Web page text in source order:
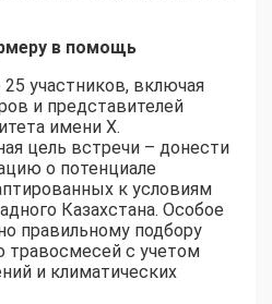
в помощь
участников, включая
и представителей
имени Х.
цель встречи – донести
о потенциале
к условиям
Казахстана. Особое
правильному подбору
травосмесей с учетом
и климатических